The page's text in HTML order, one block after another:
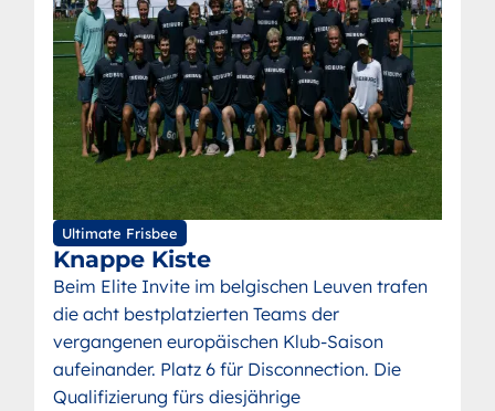
Ultimate Frisbee
Knappe Kiste
Beim Elite Invite im belgischen Leuven trafen
die acht bestplatzierten Teams der
vergangenen europäischen Klub-Saison
aufeinander. Platz 6 für Disconnection. Die
Qualifizierung fürs diesjährige